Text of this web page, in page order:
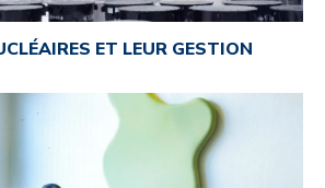
ET LEUR GESTION